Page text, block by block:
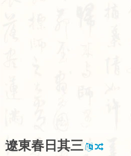
遼東春日 其三